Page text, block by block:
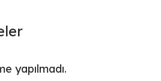
yapılmadı.